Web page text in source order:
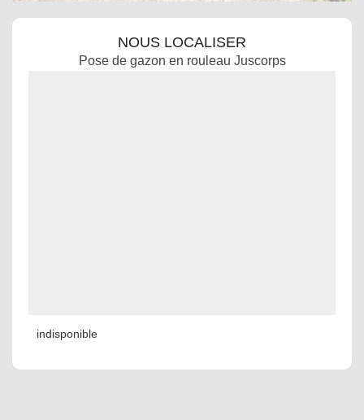
NOUS LOCALISER
Pose de gazon en rouleau Juscorps
indisponible